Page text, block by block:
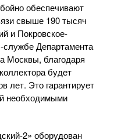
обеспечивают
свыше 190 тысяч
и Покровское-
Департамента
Москвы, благодаря
будет
лет. Это гарантирует
необходимыми
2» оборудован